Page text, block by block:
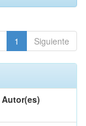
1 Siguiente
Autor(es)